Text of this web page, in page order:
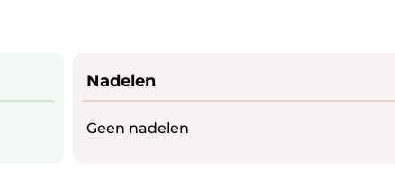
Nadelen
Geen nadelen